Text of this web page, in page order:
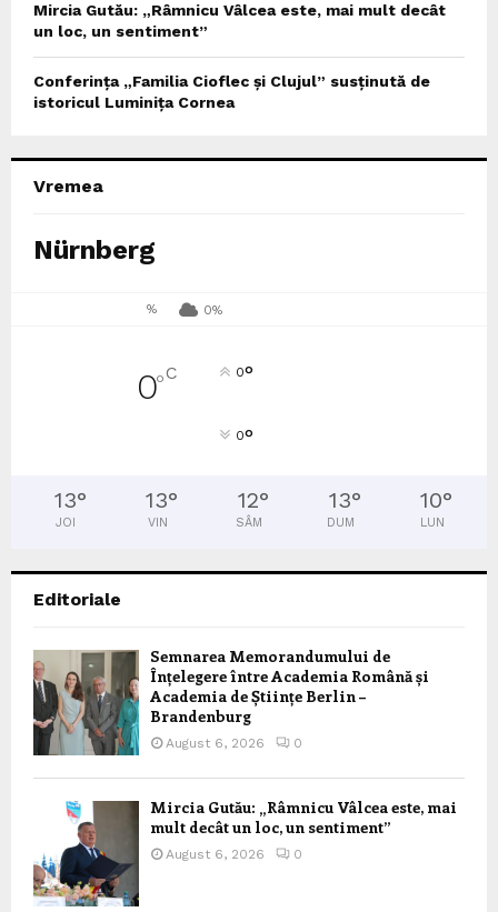
Mircia Gutău: „Râmnicu Vâlcea este, mai mult decât
un loc, un sentiment”
Conferința „Familia Cioflec și Clujul” susținută de
istoricul Luminița Cornea
Vremea
Nürnberg
% 0%
0°C 0°
0°
13°
JOI
13°
VIN
12°
SÂM
13°
DUM
10°
LUN
Editoriale
Semnarea Memorandumului de
Înțelegere între Academia Română și
Academia de Științe Berlin –
Brandenburg
August 6, 2026 0
Mircia Gutău: „Râmnicu Vâlcea este, mai
mult decât un loc, un sentiment”
August 6, 2026 0